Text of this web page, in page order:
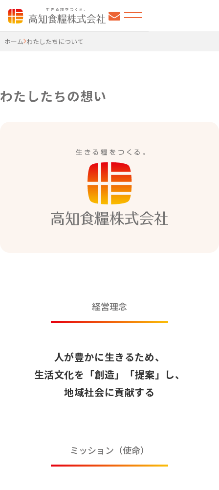
高知食糧株式会社
ホーム わたしたちについて
わたしたちの想い
経営理念
人が豊かに生きるため、
生活文化を「創造」「提案」し、
地域社会に貢献する
ミッション（使命）